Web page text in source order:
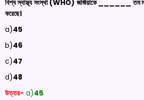
বিশ্ব স্বাস্থ্য সংস্থা (WHO) জর্জিয়াকে ______ তম
করেছে।
a)45
b)46
c)47
d)48
উত্তর- a)45